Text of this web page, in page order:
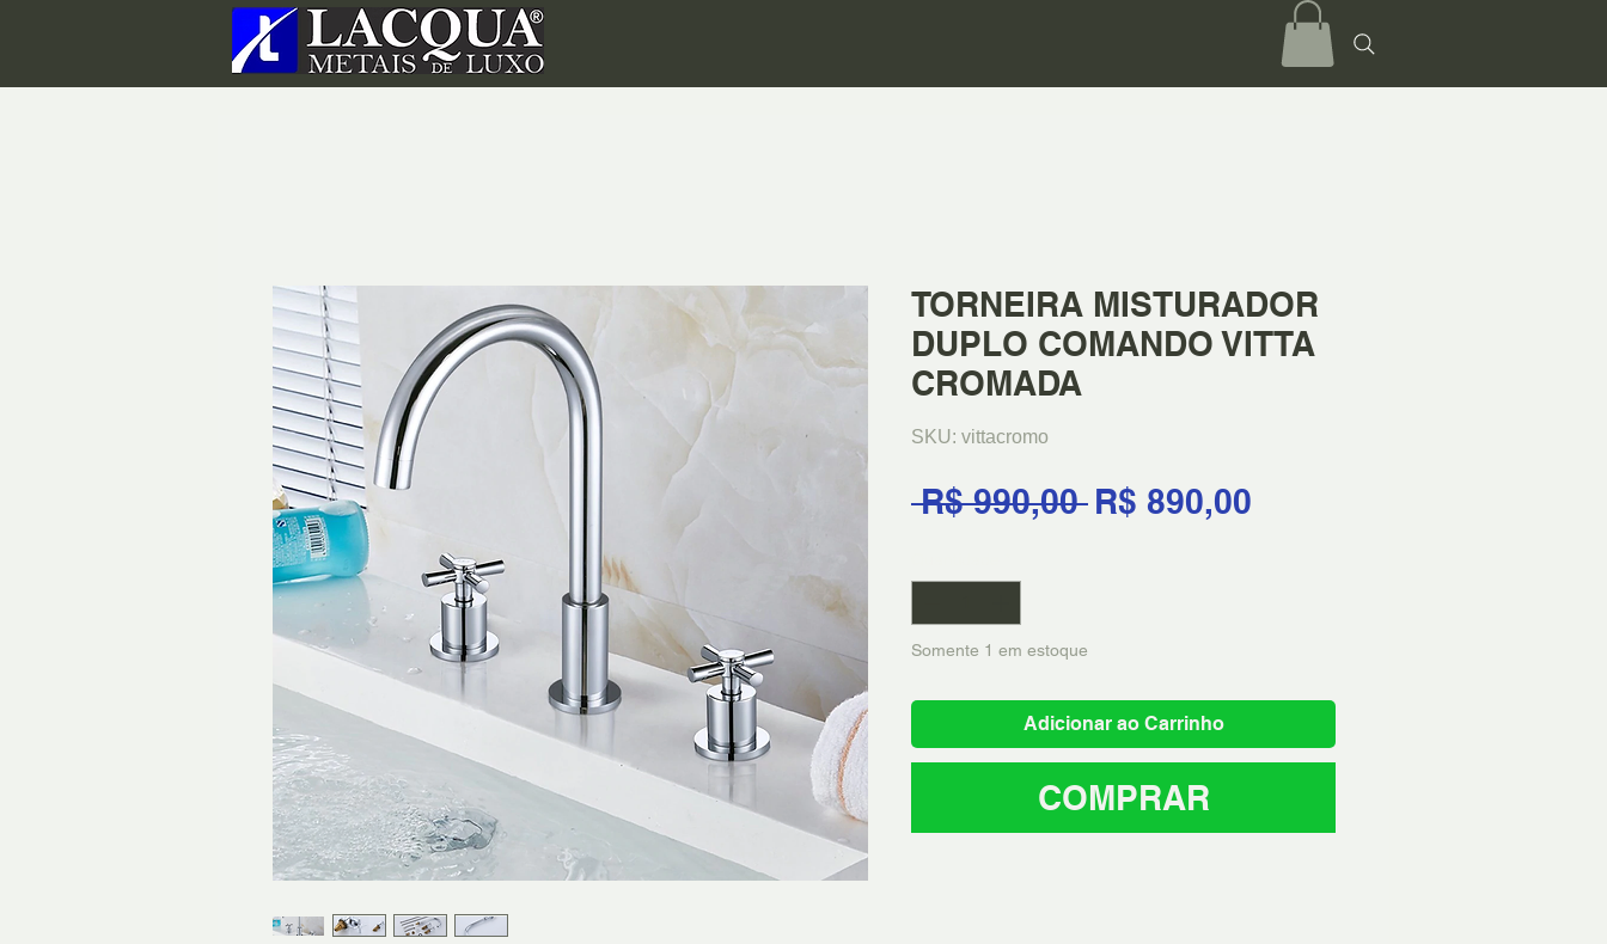
TORNEIRA MISTURADOR
DUPLO COMANDO VITTA
CROMADA
SKU: vittacromo
R$ 990,00 Preço
R$ 890,00
Somente 1 em estoque
Adicionar ao Carrinho
COMPRAR